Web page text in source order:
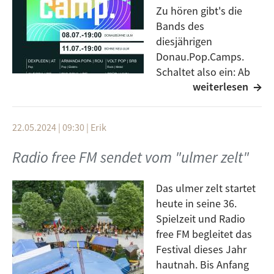
bis 23 Uhrentartetlive aus dem ClubDas Gold
Neu-Ulm
Das Konzert wird ermöglicht durch eine großzüge
Spende eines Gründungsmitglieds von Radio free FM.
Zsüd aus Ungarn
ALEGRA aus Deutschland
Zu hören gibt's die
Bands des
diesjährigen
Donau.Pop.Camps.
Schaltet also ein: Ab
18:00 Uhr auf der 102,6
Mit dabei sind:
Dexpleen aus Österreich
Fen aus Deutschland
Armand Popa aus Rumänien
Volt Pop aus Serbien
Zsüd aus Ungarn
weiterlesen
22.05.2024 | 09:30 | Erik
Radio free FM sendet vom "ulmer zelt"
Das ulmer zelt startet
heute in seine 36.
Spielzeit und Radio
free FM begleitet das
Festival dieses Jahr
hautnah. Bis Anfang